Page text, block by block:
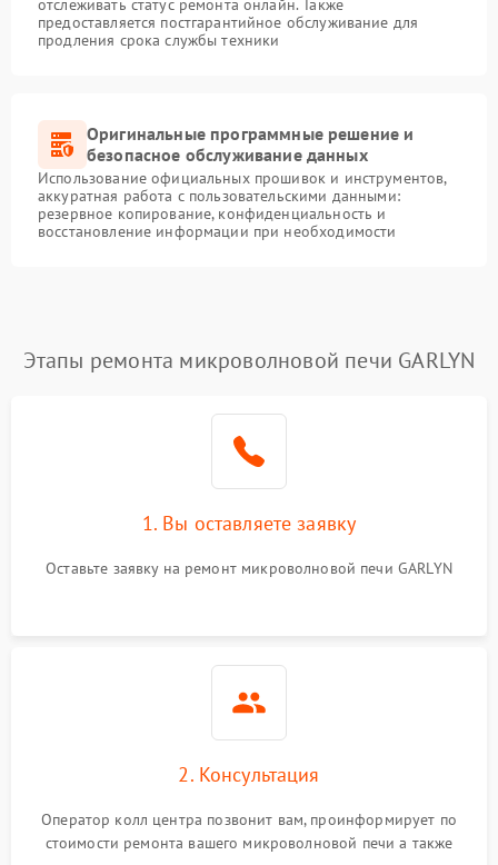
отслеживать статус ремонта онлайн. Также
предоставляется постгарантийное обслуживание для
продления срока службы техники
Оригинальные программные решение и
безопасное обслуживание данных
Использование официальных прошивок и инструментов,
аккуратная работа с пользовательскими данными:
резервное копирование, конфиденциальность и
восстановление информации при необходимости
Этапы ремонта микроволновой печи GARLYN
1. Вы оставляете заявку
Оставьте заявку на ремонт микроволновой печи GARLYN
2. Консультация
Оператор колл центра позвонит вам, проинформирует по
стоимости ремонта вашего микроволновой печи а также